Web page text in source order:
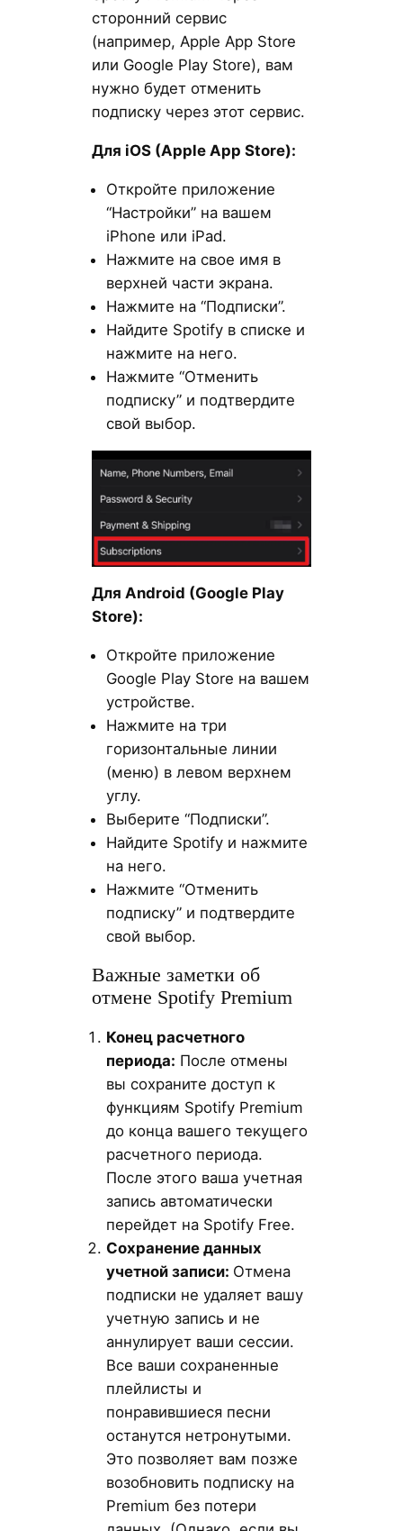
сторонний сервис
(например, Apple App Store
или Google Play Store), вам
нужно будет отменить
подписку через этот сервис.
Для iOS(AppleApp Store):
Откройте приложение
“Настройки” на вашем
iPhone или iPad.
Нажмите на свое имя в
верхней части экрана.
Нажмите на “Подписки”.
Найдите Spotify в списке и
нажмите на него.
Нажмите “Отменить
подписку” и подтвердите
свой выбор.
Для Android (Google Play
Store):
Откройте приложение
Google Play Store на вашем
устройстве.
Нажмите на три
горизонтальные линии
(меню) в левом верхнем
углу.
Выберите “Подписки”.
Найдите Spotify и нажмите
на него.
Нажмите “Отменить
подписку” и подтвердите
свой выбор.
Важные заметки об
отмене Spotify Premium
Конец расчетного
периода: После отмены
вы сохраните доступ к
функциям Spotify Premium
до конца вашего текущего
расчетного периода.
После этого ваша учетная
запись автоматически
перейдет на Spotify Free.
Сохранение данных
учетной записи: Отмена
подписки не удаляет вашу
учетную запись и не
аннулирует ваши сессии.
Все ваши сохраненные
плейлисты и
понравившиеся песни
останутся нетронутыми.
Это позволяет вам позже
возобновить подписку на
Premium без потери